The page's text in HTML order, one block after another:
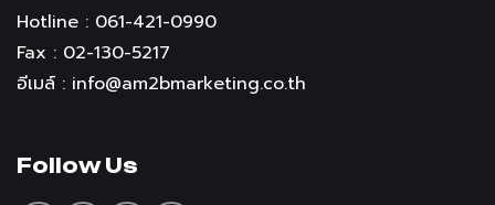
Hotline : 061-421-0990
Fax : 02-130-5217
อีเมล์ : info@am2bmarketing.co.th
Follow Us